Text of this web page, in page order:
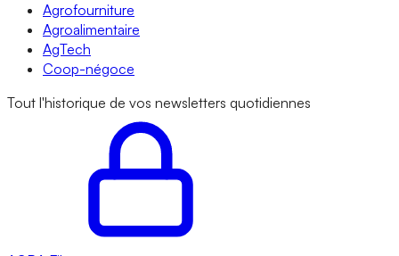
Agrofourniture
Agroalimentaire
AgTech
Coop-négoce
Tout l'historique de vos newsletters quotidiennes